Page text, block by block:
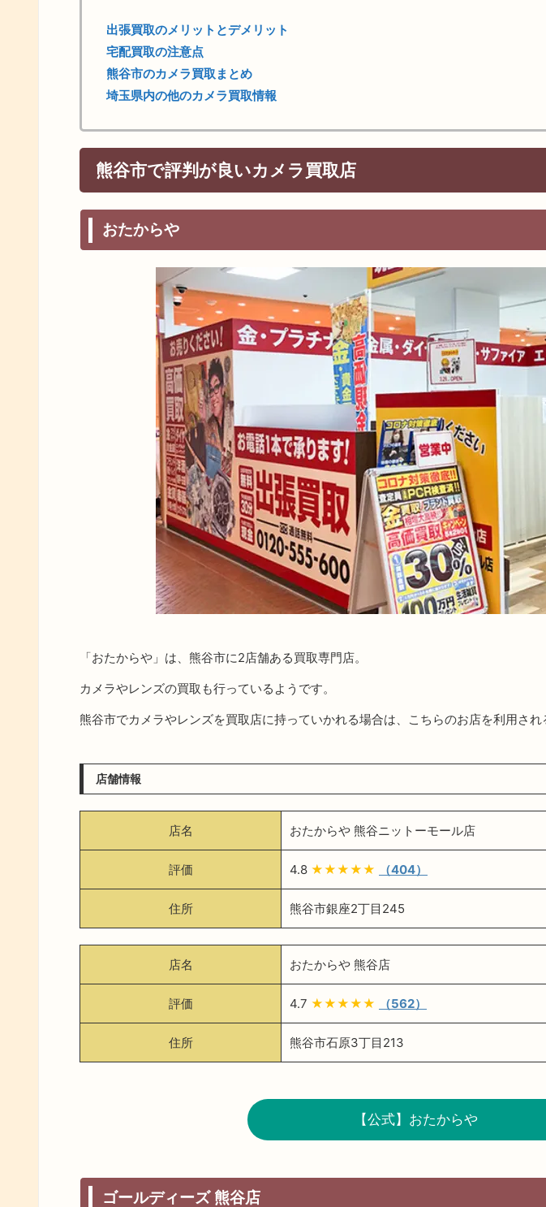
出張買取のメリットとデメリット
宅配買取の注意点
熊谷市のカメラ買取まとめ
埼玉県内の他のカメラ買取情報
熊谷市で評判が良いカメラ買取店
おたからや
「おたからや」は、熊谷市に2店舗ある買取専門店。
カメラやレンズの買取も行っているようです。
熊谷市でカメラやレンズを買取店に持っていかれる場合は、こちらのお店を利用され
店舗情報
店名 おたからや 熊谷ニットーモール店
評価 4.8 ★★★★★ （404）
住所 熊谷市銀座2丁目245
店名 おたからや 熊谷店
評価 4.7 ★★★★★ （562）
住所 熊谷市石原3丁目213
【公式】おたからや
ゴールディーズ 熊谷店